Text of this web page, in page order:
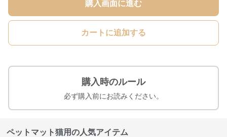
購入画面に進む
カートに追加する
購入時のルール
必ず購入前にお読みください。
ペットマット猫用の人気アイテム